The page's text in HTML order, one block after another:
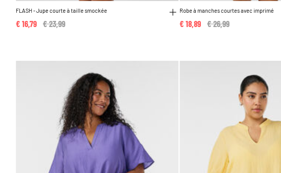
FLASH - Jupe courte à taille smockée
Price reduced from
€ 23,99
€ 16,79
Robe à manches courtes avec imprimé
Price reduced from
€ 26,99
€ 18,89